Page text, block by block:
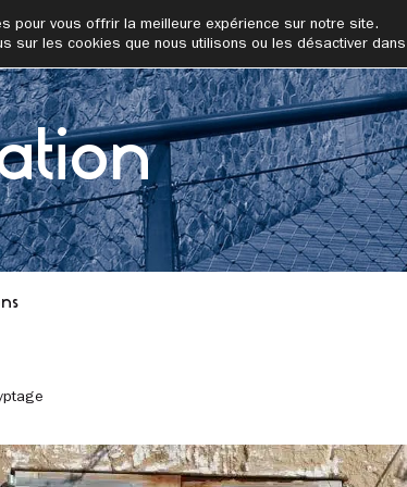
pour vous offrir la meilleure expérience sur notre site.
sur les cookies que nous utilisons ou les désactiver